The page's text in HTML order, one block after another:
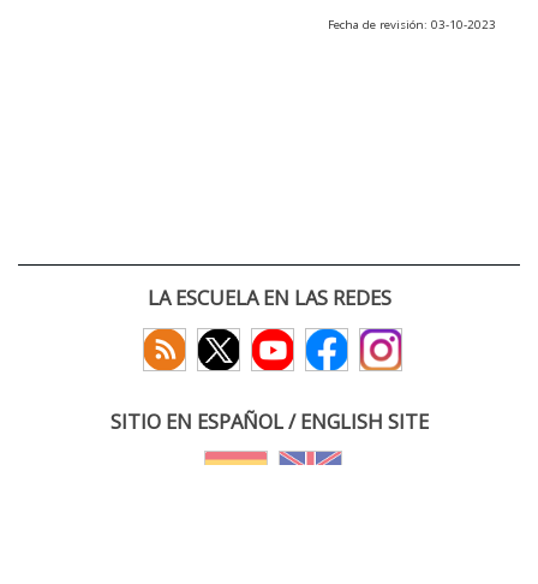
Fecha de revisión: 03-10-2023
LA ESCUELA EN LAS REDES
SITIO EN ESPAÑOL / ENGLISH SITE